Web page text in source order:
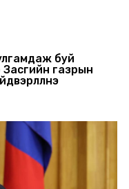
буй
Засгийн газрын